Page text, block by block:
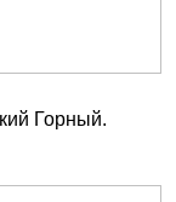
Горный.